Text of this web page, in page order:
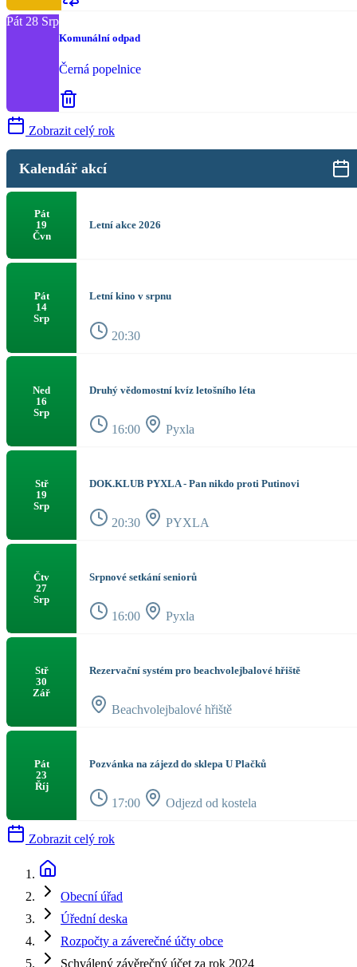
Pát 28 Srp
Komunální odpad
Černá popelnice
Zobrazit celý rok
Kalendář akcí
Pát
19
Čvn
Letní akce 2026
Pát
14
Srp
Letní kino v srpnu
20:30
Ned
16
Srp
Druhý vědomostní kvíz letošního léta
16:00 Pyxla
Stř
19
Srp
DOK.KLUB PYXLA - Pan nikdo proti Putinovi
20:30 PYXLA
Čtv
27
Srp
Srpnové setkání seniorů
16:00 Pyxla
Stř
30
Zář
Rezervační systém pro beachvolejbalové hřiště
Beachvolejbalové hřiště
Pát
23
Říj
Pozvánka na zájezd do sklepa U Plačků
17:00 Odjezd od kostela
Zobrazit celý rok
Obecní úřad
Úřední deska
Rozpočty a záverečné účty obce
Schválený závěrečný účet za rok 2024